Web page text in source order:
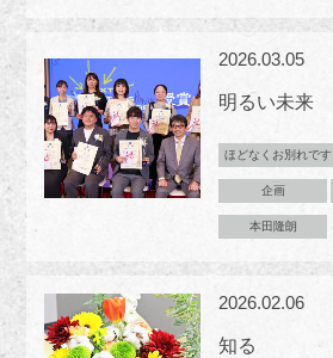
2026.03.05
明るい未来
ほどなくお別れです
企画
本田隆朗
2026.02.06
知る